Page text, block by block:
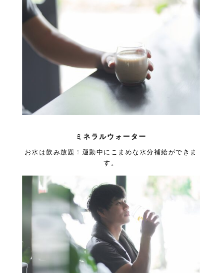
ミネラルウォーター
お水は飲み放題！運動中にこまめな水分補給ができま
す。